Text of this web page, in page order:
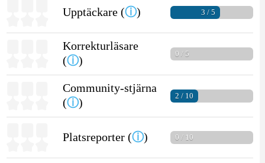
Upptäckare (ⓘ) 3 / 5
Korrekturläsare
(ⓘ)
0 / 5
Community-stjärna
(ⓘ)
2 / 10
Platsreporter (ⓘ) 0 / 10